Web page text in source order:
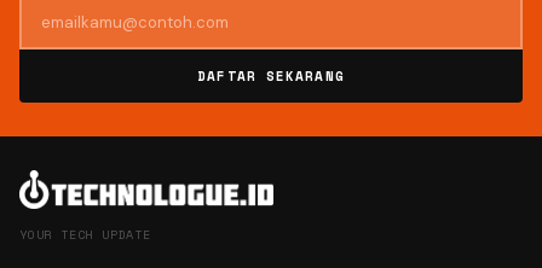
DAFTAR SEKARANG
YOUR TECH UPDATE